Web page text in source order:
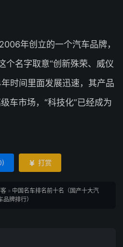
年创立的一个汽车品牌，
个名字取意“创新殊荣、威仪
时间里面发展迅速，其产品
车市场，“科技化”已经成为
)  打赏
» 中国名车排名前十名（国产十大汽
品牌排行）